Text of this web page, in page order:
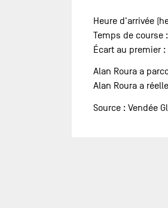
Heure d'arrivée
Temps de course
Écart au premier
Alan Roura a
Alan Roura a
Source : Vendée